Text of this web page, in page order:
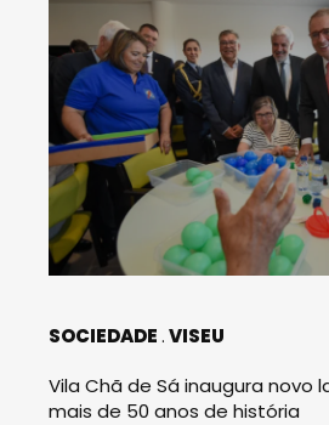
SOCIEDADE VISEU
Vila Chã de Sá inaugura novo
mais de 50 anos de história